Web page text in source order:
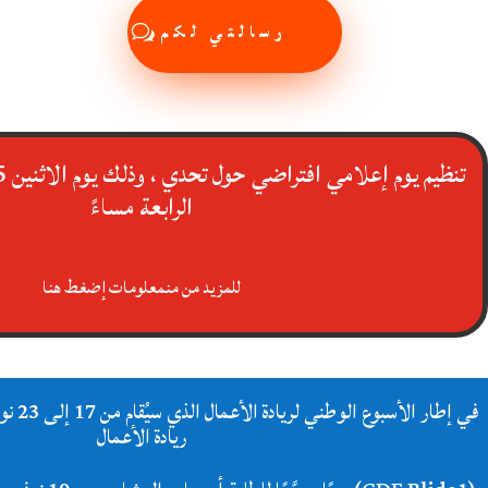
رسالتي لكم
الرابعة مساءً
للمزيد من منمعلومات إضغط هنا
ريادة الأعمال